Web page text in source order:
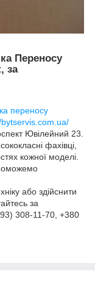
Переносу
за
переносу
Ювілейний 23.
фахівці,
кожної моделі.
або здійснити
за
308-11-70, +380